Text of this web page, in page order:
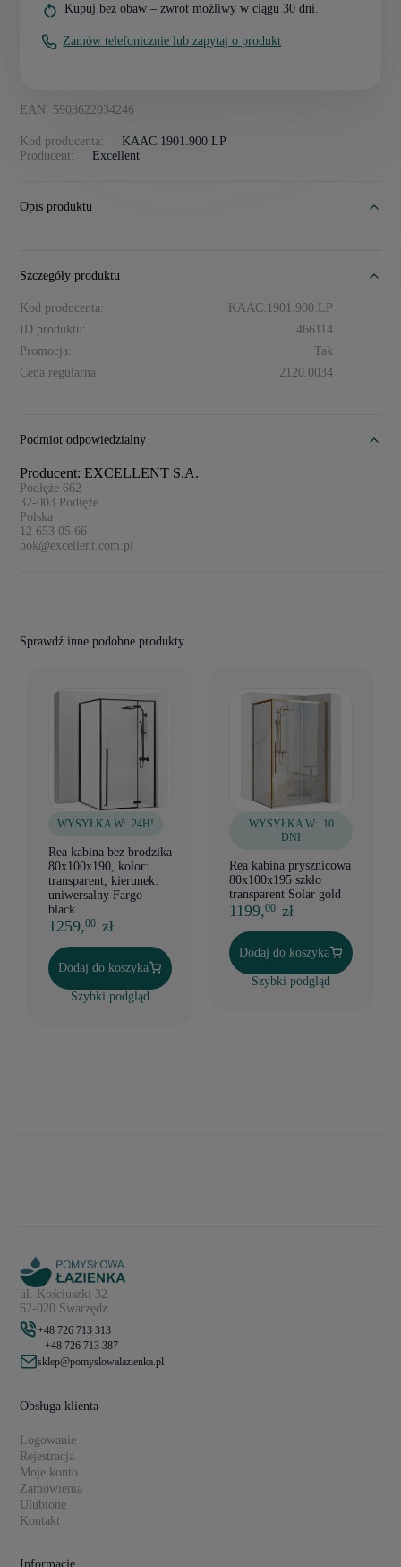
EAN: 5903622034246
Kod producenta:
KAAC.1901.900.LP
Producent:
Excellent
Kupuj bez obaw – zwrot możliwy w ciągu 30 dni.
Zamów telefonicznie lub zapytaj o produkt
Opis produktu
Szczegóły produktu
Kod producenta:
KAAC.1901.900.LP
ID produktu:
466114
Promocja:
Tak
Cena regularna:
2120.0034
Podmiot odpowiedzialny
Producent: EXCELLENT S.A.
Podłęże 662
32-003 Podłęże
Polska
12 653 05 66
bok@excellent.com.pl
Sprawdź inne podobne produkty
WYSYŁKA W: 24H!
Rea kabina bez brodzika
80x100x190, kolor:
transparent, kierunek:
uniwersalny Fargo
black
1259,00 zł
Dodaj do koszyka
Szybki podgląd
WYSYŁKA W: 10
DNI
Rea kabina prysznicowa
80x100x195 szkło
transparent Solar gold
1199,00 zł
Dodaj do koszyka
Szybki podgląd
ul. Kościuszki 32
62-020 Swarzędz
+48 726 713 313
+48 726 713 387
sklep@pomyslowalazienka.pl
Obsługa klienta
Logowanie
Rejestracja
Moje konto
Zamówienia
Ulubione
Kontakt
Informacje